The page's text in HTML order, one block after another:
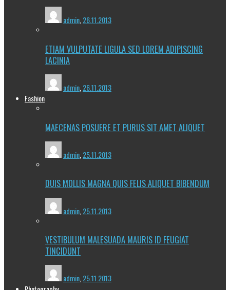
admin,26.11.2013
ETIAM VULPUTATE LIGULA SED LOREM ADIPISCING
LACINIA
admin 26.11.2013
Fashion
MAECENAS POSUERE ET PURUS SIT AMET ALIQUET
admin 25.11.2013
DUIS MOLLIS MAGNA QUIS FELIS ALIQUET BIBENDUM
admin 25.11.2013
VESTIBULUM MALESUADA MAURIS ID FEUGIAT
TINCIDUNT
admin,25.11.2013